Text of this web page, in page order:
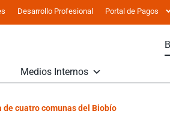
Desarrollo Profesional Portal de Pagos
Medios Internos
de cuatro comunas del Biobío